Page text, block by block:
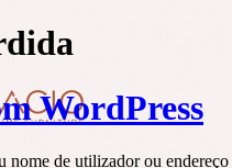
WordPress
nome de utilizador ou